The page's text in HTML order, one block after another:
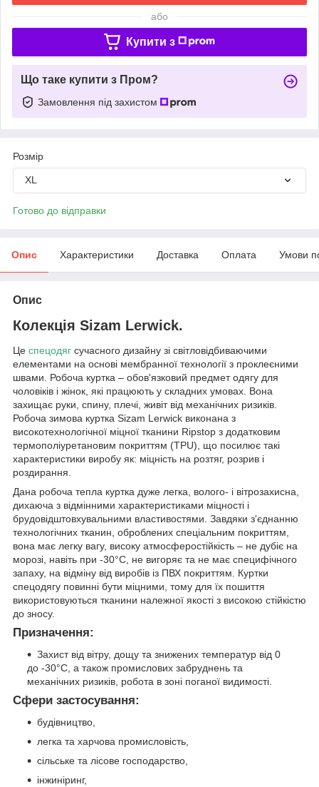
або
Купити з
Що таке купити з Пром?
Замовлення під захистом
Розмір
XL
Готово до відправки
Опис Характеристики Доставка Оплата Умови
Опис
Колекція Sizam Lerwick.
Це спецодяг сучасного дизайну зі світловідбиваючими
елементами на основі мембранної технології з проклеєними
швами. Робоча куртка – обов'язковий предмет одягу для
чоловіків і жінок, які працюють у складних умовах. Вона
захищає руки, спину, плечі, живіт від механічних ризиків.
Робоча зимова куртка Sizam Lerwick виконана з
високотехнологічної міцної тканини Ripstop з додатковим
термополіуретановим покриттям (TPU), що посилює такі
характеристики виробу як: міцність на розтяг, розрив і
роздирання.
Дана робоча тепла куртка дуже легка, волого- і вітрозахисна,
дихаюча з відмінними характеристиками міцності і
брудовідштовхувальними властивостями. Завдяки з'єднанню
технологічних тканин, оброблених спеціальним покриттям,
вона має легку вагу, високу атмосферостійкість – не дубіє на
морозі, навіть при -30°С, не вигоряє та не має специфічного
запаху, на відміну від виробів із ПВХ покриттям. Куртки
спецодягу повинні бути міцними, тому для їх пошиття
використовуються тканини належної якості з високою стійкістю
до зносу.
Призначення:
Захист від вітру, дощу та знижених температур від 0
до -30°С, а також промислових забруднень та
механічних ризиків, робота в зоні поганої видимості.
Сфери застосування:
будівництво,
легка та харчова промисловість,
сільське та лісове господарство,
інжиніринг,